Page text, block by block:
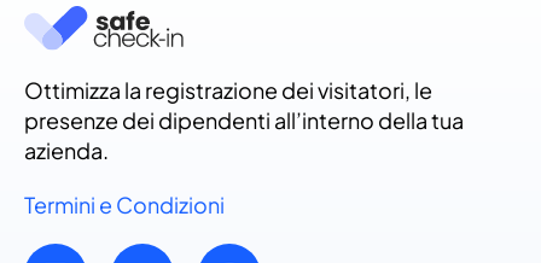
Ottimizza la registrazione dei visitatori, le
presenze dei dipendenti all’interno della tua
azienda.
Termini e Condizioni